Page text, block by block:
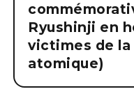
Ryushinji en
victimes de la
atomique)